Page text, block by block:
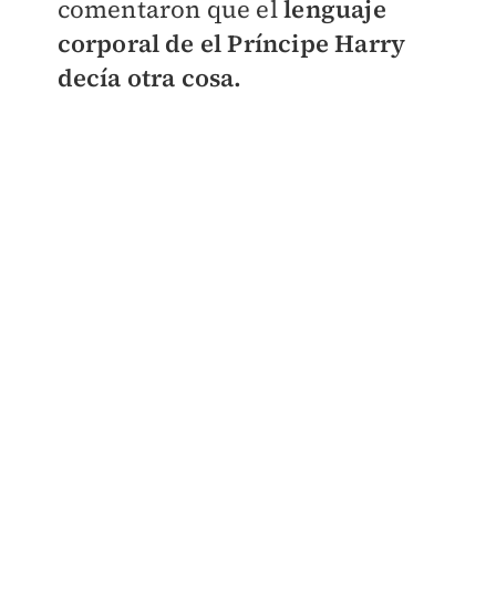
comentaron que ellenguaje
corporal de el Príncipe Harry
decía otra cosa.